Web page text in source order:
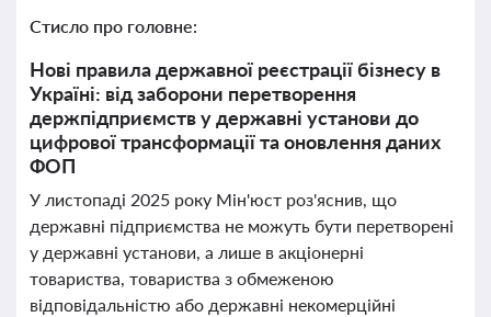
Стисло про головне:
Нові правила державної реєстрації бізнесу в
Україні: від заборони перетворення
держпідприємств у державні установи до
цифрової трансформації та оновлення даних
ФОП
У листопаді 2025 року Мін'юст роз'яснив, що
державні підприємства не можуть бути перетворені
у державні установи, а лише в акціонерні
товариства, товариства з обмеженою
відповідальністю або державні некомерційні